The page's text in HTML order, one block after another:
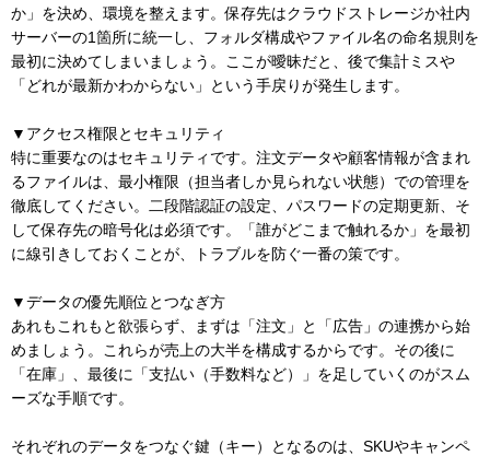
か」を決め、環境を整えます。保存先はクラウドストレージか社内
サーバーの1箇所に統一し、フォルダ構成やファイル名の命名規則を
最初に決めてしまいましょう。ここが曖昧だと、後で集計ミスや
「どれが最新かわからない」という手戻りが発生します。
▼アクセス権限とセキュリティ
特に重要なのはセキュリティです。注文データや顧客情報が含まれ
るファイルは、最小権限（担当者しか見られない状態）での管理を
徹底してください。二段階認証の設定、パスワードの定期更新、そ
して保存先の暗号化は必須です。「誰がどこまで触れるか」を最初
に線引きしておくことが、トラブルを防ぐ一番の策です。
▼データの優先順位とつなぎ方
あれもこれもと欲張らず、まずは「注文」と「広告」の連携から始
めましょう。これらが売上の大半を構成するからです。その後に
「在庫」、最後に「支払い（手数料など）」を足していくのがスム
ーズな手順です。
それぞれのデータをつなぐ鍵（キー）となるのは、SKUやキャンペ